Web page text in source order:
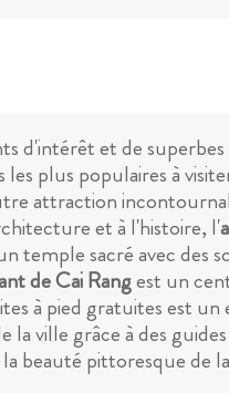
et de superbes
plus populaires à
attraction
et à l'histoire, l'
temple sacré avec des
de Cai Rangest un
à pied gratuites est
ville grâce à des
beauté pittoresque de